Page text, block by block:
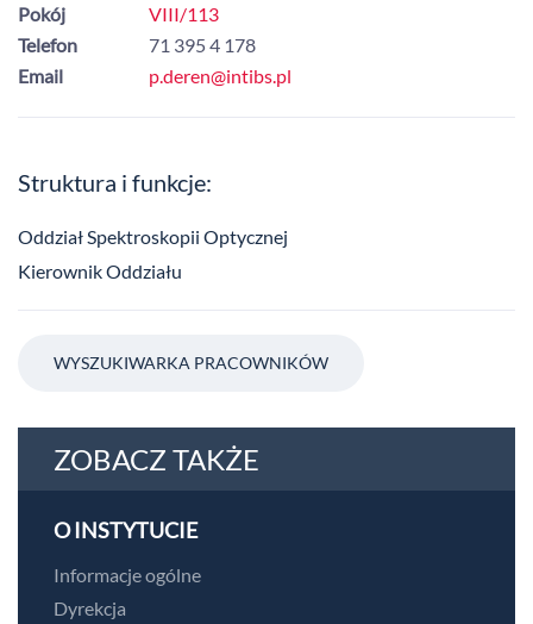
Pokój
VIII/113
Telefon
71 395 4 178
Email
p.deren@intibs.pl
Struktura i funkcje:
Oddział Spektroskopii Optycznej
Kierownik Oddziału
WYSZUKIWARKA PRACOWNIKÓW
ZOBACZ TAKŻE
O INSTYTUCIE
Informacje ogólne
Dyrekcja